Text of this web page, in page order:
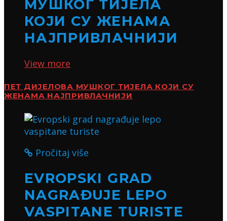
МУШКОГ ТИЈЕЛА
КОЈИ СУ ЖЕНАМА
НАЈПРИВЛАЧНИЈИ
View more
ПЕТ ДИЈЕЛОВА МУШКОГ ТИЈЕЛА КОЈИ СУ
ЖЕНАМА НАЈПРИВЛАЧНИЈИ
Pročitaj više
EVROPSKI GRAD
NAGRAĐUJE LEPO
VASPITANE TURISTE